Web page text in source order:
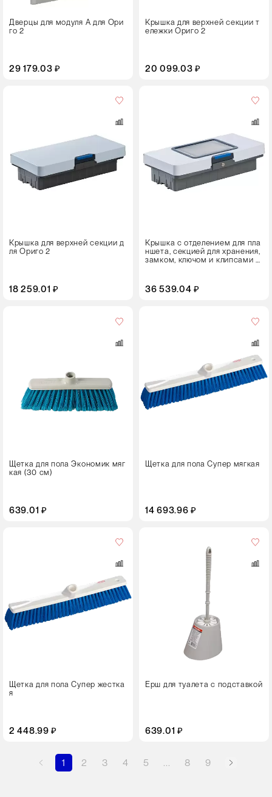
Дверцы для модуля А для Ори
го 2
29 179.03 ₽
Крышка для верхней секции т
ележки Ориго 2
20 099.03 ₽
Крышка для верхней секции д
ля Ориго 2
18 259.01 ₽
Крышка с отделением для пла
ншета, секцией для хранения,
замком, ключом и клипсами ц
36 539.04 ₽
Щетка для пола Экономик мяг
кая (30 см)
639.01 ₽
Щетка для пола Супер мягкая
14 693.96 ₽
30
Щетка для пола Супер жестка
я
2 448.99 ₽
Ерш для туалета с подставкой
639.01 ₽
1 2 3 4 5 ... 8 9